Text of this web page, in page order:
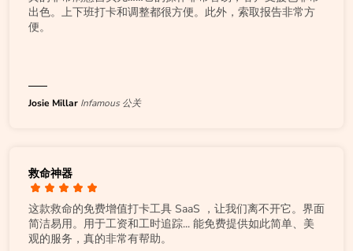
出色。上下班打卡和调整都很方便。此外，索取报告非常方
便。
Josie Millar Infamous 公关
救命神器
这款救命的免费增值打卡工具 SaaS ，让我们离不开它。界面
简洁易用。用于工资和工时追踪... 能免费提供如此简单、美
观的服务，真的非常有帮助。